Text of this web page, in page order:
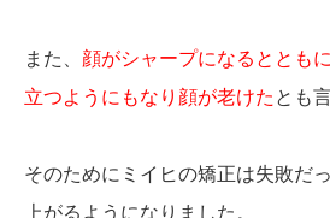
また、 顔がシャープになるととも
立つようにもなり顔が老けた とも
そのためにミイヒの矯正は失敗だ
上がるようになりました。